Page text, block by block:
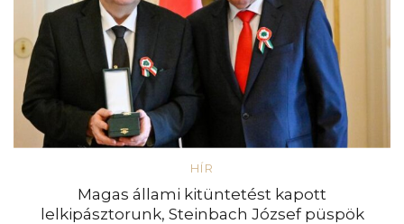
HÍR
Magas állami kitüntetést kapott
lelkipásztorunk, Steinbach József püspök